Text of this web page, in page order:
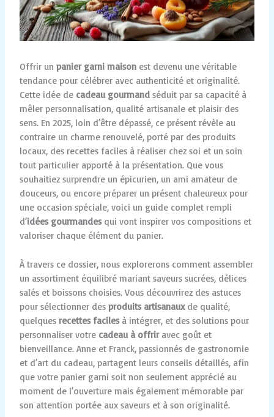
Offrir unpanier garni maison est devenu une véritable
tendance pour célébrer avec authenticité et originalité.
Cette idée de cadeau gourmand séduit par sa capacité à
mêler personnalisation, qualité artisanale et plaisir des
sens. En 2025, loin d’être dépassé, ce présent révèle au
contraire un charme renouvelé, porté par des produits
locaux, des recettes faciles à réaliser chez soi et un soin
tout particulier apporté à la présentation. Que vous
souhaitiez surprendre un épicurien, un ami amateur de
douceurs, ou encore préparer un présent chaleureux pour
une occasion spéciale, voici un guide complet rempli
d’idées gourmandesqui vont inspirer vos compositions et
valoriser chaque élément du panier.
À travers ce dossier, nous explorerons comment assembler
un assortiment équilibré mariant saveurs sucrées, délices
salés et boissons choisies. Vous découvrirez des astuces
pour sélectionner desproduits artisanauxde qualité,
quelquesrecettes facilesà intégrer, et des solutions pour
personnaliser votre cadeau à offriravec goût et
bienveillance. Anne et Franck, passionnés de gastronomie
et d’art du cadeau, partagent leurs conseils détaillés, afin
que votre panier garni soit non seulement apprécié au
moment de l’ouverture mais également mémorable par
son attention portée aux saveurs et à son originalité.